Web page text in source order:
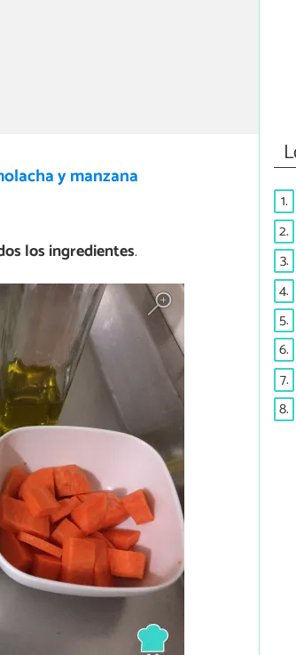
y manzana
los ingredientes.
1.
2.
3.
4.
5.
6.
7.
8.